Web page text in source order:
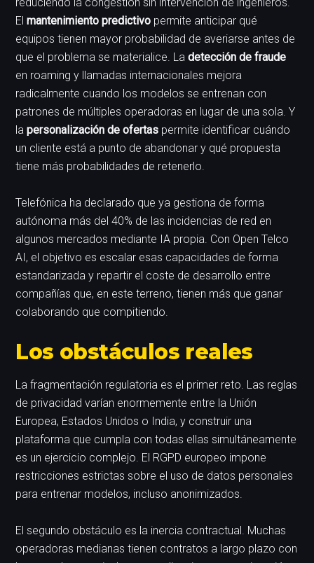
Elmantenimiento predictivo permite anticipar qué
equipos tienen mayor probabilidad de averiarse antes de
que el problema se materialice. Ladetección de fraude
en roaming y llamadas internacionales mejora
radicalmente cuando los modelos se entrenan con
patrones de múltiples operadoras en lugar de una sola. Y
lapersonalización de ofertas permite identificar cuándo
un cliente está a punto de abandonar y qué propuesta
tiene más probabilidades de retenerlo.
Telefónica ha declarado que ya gestiona de forma
autónoma más del 40% de las incidencias de red en
algunos mercados mediante IA propia. Con Open Telco
AI, el objetivo es escalar esas capacidades de forma
estandarizada y repartir el coste de desarrollo entre
compañías que, en este terreno, tienen más que ganar
colaborando que compitiendo.
Los obstáculos reales
La fragmentación regulatoria es el primer reto. Las reglas
de privacidad varían enormemente entre la Unión
Europea, Estados Unidos o India, y construir una
plataforma que cumpla con todas ellas simultáneamente
es un ejercicio complejo. El RGPD europeo impone
restricciones estrictas sobre el uso de datos personales
para entrenar modelos, incluso anonimizados.
El segundo obstáculo es la inercia contractual. Muchas
operadoras medianas tienen contratos a largo plazo con